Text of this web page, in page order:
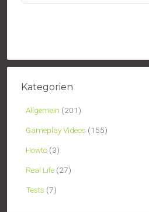
Kategorien
Allgemein (201)
Gameplay Videos (155)
Howto (3)
Real Life (27)
Tests (7)